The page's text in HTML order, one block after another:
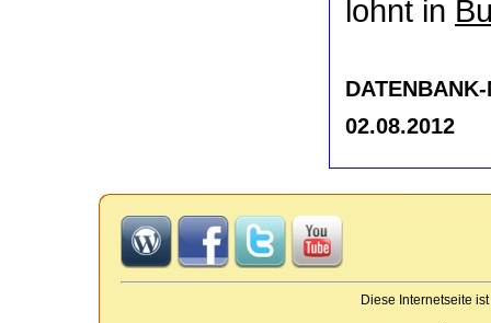
lohnt in
02.08.2012
Diese Internetseite